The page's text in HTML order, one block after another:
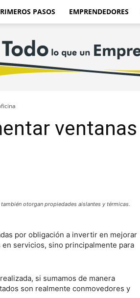
PASOS EMPRENDEDORES
ventanas
otorgan propiedades aislantes y térmicas.
por obligación a invertir en mejorar
servicios, sino principalmente para
si sumamos de manera
son realmente conmovedores y